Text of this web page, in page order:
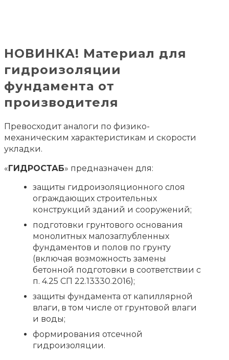
НОВИНКА! Материал для
гидроизоляции
фундамента от
производителя
Превосходит аналоги по физико-
механическим характеристикам и скорости
укладки.
« ГИДРОСТАБ» предназначен для:
защиты гидроизоляционного слоя
ограждающих строительных
конструкций зданий и сооружений;
подготовки грунтового основания
монолитных малозаглубленных
фундаментов и полов по грунту
(включая возможность замены
бетонной подготовки в соответствии с
п. 4.25 СП 22.13330.2016);
защиты фундамента от капиллярной
влаги, в том числе от грунтовой влаги
и воды;
формирования отсечной
гидроизоляции.